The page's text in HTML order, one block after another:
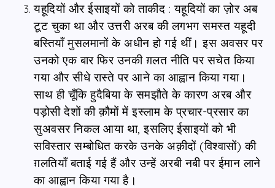
यहूदियों और ईसाइयों को ताकीद : यहूदियों का ज़ोर अब
टूट चुका था और उत्तरी अरब की लगभग समस्त यहूदी
बस्तियाँ मुसलमानों के अधीन हो गई थीं। इस अवसर पर
उनको एक बार फिर उनकी ग़लत नीति पर सचेत किया
गया और सीधे रास्ते पर आने का आह्वान किया गया।
साथ ही चूँकि हुदैबिया के समझौते के कारण अरब और
पड़ोसी देशों की क़ौमों में इस्लाम के प्रचार-प्रसार का
सुअवसर निकल आया था, इसलिए ईसाइयों को भी
सविस्तार सम्बोधित करके उनके अक़ीदों (विश्वासों) की
ग़लतियाँ बताई गई हैं और उन्हें अरबी नबी पर ईमान लाने
का आह्वान किया गया है।